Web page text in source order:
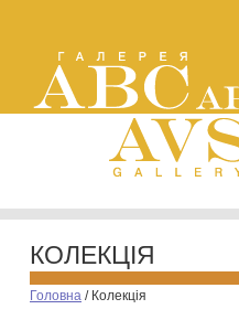
КОЛЕКЦІЯ
Головна / Колекція